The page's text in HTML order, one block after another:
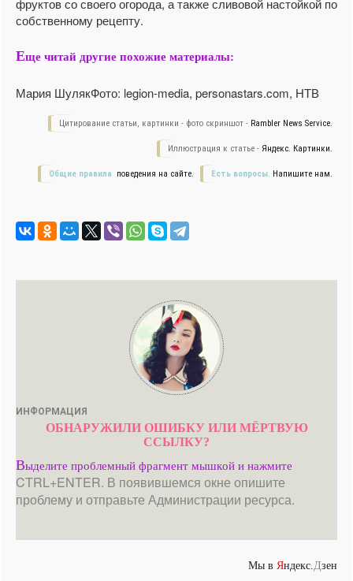
собственному рецепту.
Еще читай другие похожие материалы:
Мария ШулякФото: legion-media, personastars.com, НТВ
Цитирование статьи, картинки - фото скриншот - Rambler News Service.
Иллюстрация к статье - Яндекс. Картинки.
Есть вопросы. Напишите нам.
Общие правила поведения на сайте.
ИНФОРМАЦИЯ
ОБНАРУЖИЛИ ОШИБКУ ИЛИ МЁРТВУЮ
ССЫЛКУ?
Выделите проблемный фрагмент мышкой и нажмите
CTRL+ENTER. В появившемся окне опишите
проблему и отправьте Администрации ресурса.
Мы в Яндекс. Дзен